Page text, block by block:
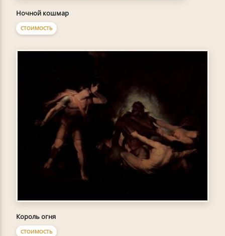
Ночной кошмар
СТОИМОСТЬ
Король огня
СТОИМОСТЬ